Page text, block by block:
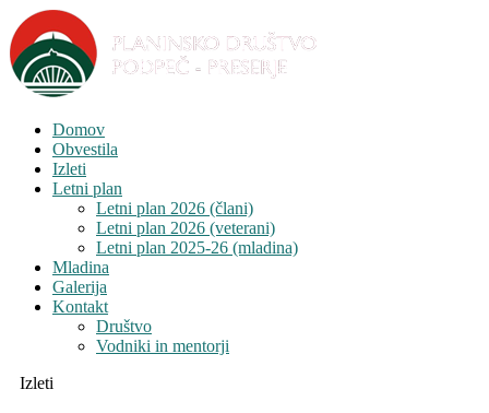
Domov
Obvestila
Izleti
Letni plan
Letni plan 2026 (člani)
Letni plan 2026 (veterani)
Letni plan 2025-26 (mladina)
Mladina
Galerija
Kontakt
Društvo
Vodniki in mentorji
Izleti